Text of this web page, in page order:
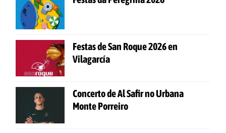
Festas de San Roque 2026 en
Vilagarcía
Concerto de Al Safir no Urbana
Monte Porreiro